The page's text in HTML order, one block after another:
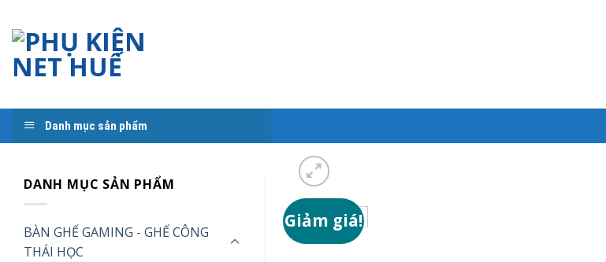
content
Danh mục sản phẩm
DANH MỤC SẢN PHẨM
BÀN GHẾ GAMING - GHẾ CÔNG
THÁI HỌC
Giảm giá!